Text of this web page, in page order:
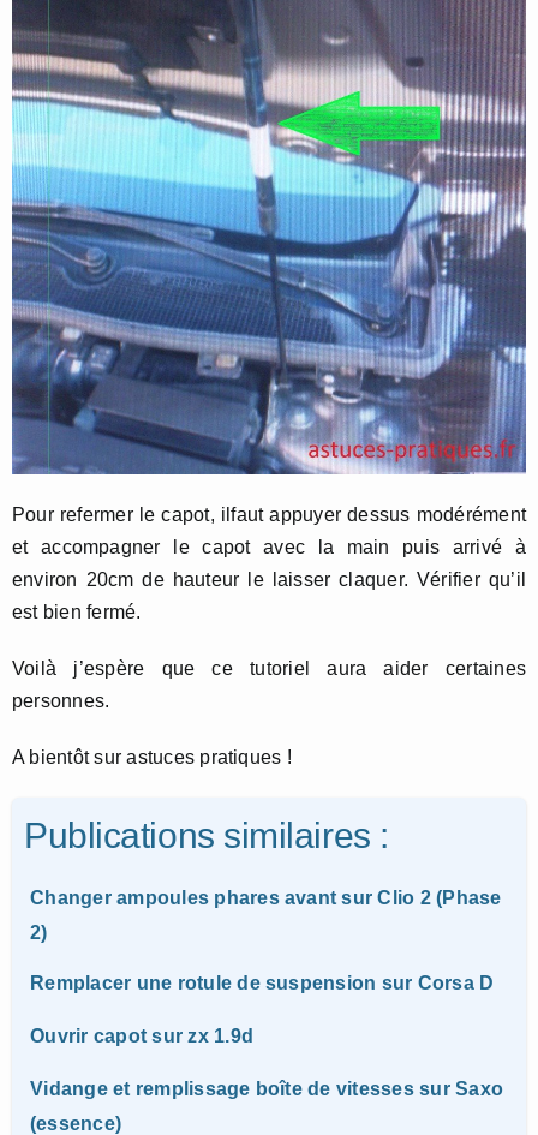
Pour refermer le capot, ilfaut appuyer dessus modérément
et accompagner le capot avec la main puis arrivé à
environ 20cm de hauteur le laisser claquer. Vérifier qu’il
est bien fermé.
Voilà j’espère que ce tutoriel aura aider certaines
personnes.
A bientôt sur astuces pratiques !
Publications similaires :
Changer ampoules phares avant sur Clio 2 (Phase
2)
Remplacer une rotule de suspension sur Corsa D
Ouvrir capot sur zx 1.9d
Vidange et remplissage boîte de vitesses sur Saxo
(essence)